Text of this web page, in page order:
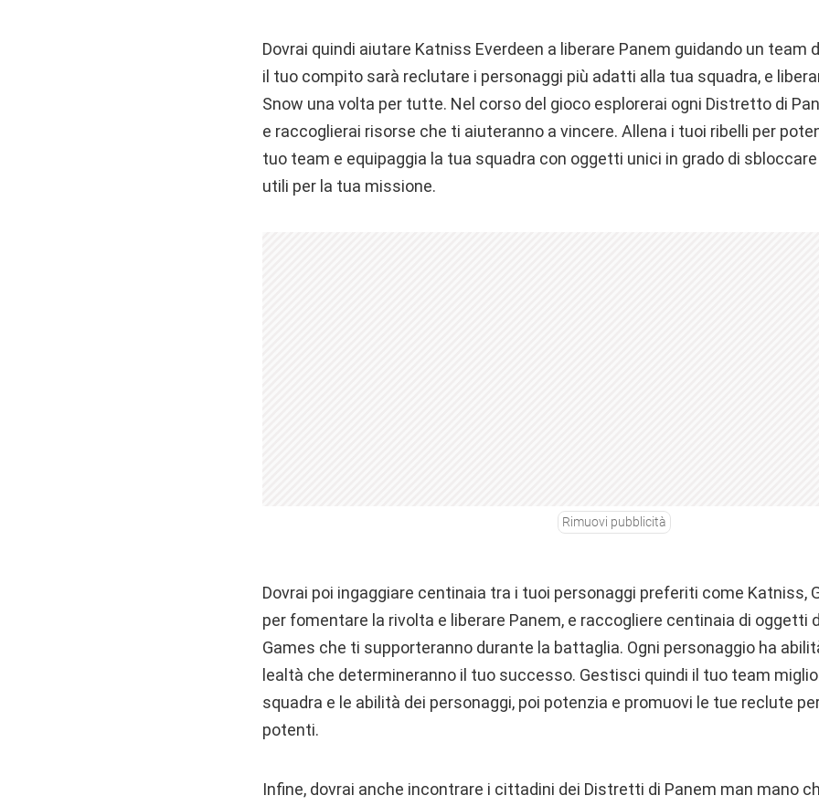
Dovrai quindi aiutare Katniss Everdeen a liberare Panem guidando un team
il tuo compito sarà reclutare i personaggi più adatti alla tua squadra, e
Snow una volta per tutte. Nel corso del gioco esplorerai ogni Distretto di
e raccoglierai risorse che ti aiuteranno a vincere. Allena i tuoi ribelli per
tuo team e equipaggia la tua squadra con oggetti unici in grado di
utili per la tua missione.
Rimuovi pubblicità
Dovrai poi ingaggiare centinaia tra i tuoi personaggi preferiti come Katniss,
per fomentare la rivolta e liberare Panem, e raccogliere centinaia di oggetti
Games che ti supporteranno durante la battaglia. Ogni personaggio ha
lealtà che determineranno il tuo successo. Gestisci quindi il tuo team
squadra e le abilità dei personaggi, poi potenzia e promuovi le tue reclute
potenti.
Infine, dovrai anche incontrare i cittadini dei Distretti di Panem man mano